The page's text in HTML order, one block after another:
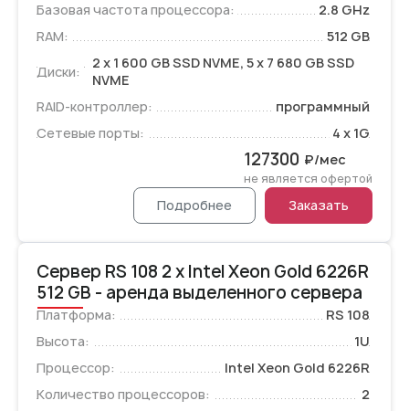
Базовая частота процессора:
2.8 GHz
RAM:
512 GB
Диски:
2 x 1 600 GB SSD NVME, 5 x 7 680 GB SSD
NVME
RAID-контроллер:
программный
Сетевые порты:
4 x 1G
127300 ₽/мес
не является офертой
Подробнее Заказать
Сервер RS 108 2 x Intel Xeon Gold 6226R
512 GB - аренда выделенного сервера
Платформа:
RS 108
Высота:
1U
Процессор:
Intel Xeon Gold 6226R
Количество процессоров:
2